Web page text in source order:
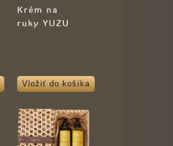
Krém na
ruky YUZU
Vložiť do košíka